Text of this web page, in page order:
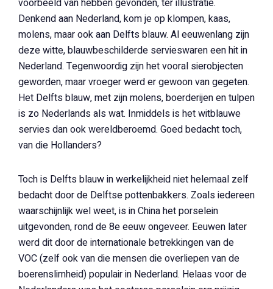
voorbeeld van hebben gevonden, ter illustratie.
Denkend aan Nederland, kom je op klompen, kaas,
molens, maar ook aan Delfts blauw. Al eeuwenlang zijn
deze witte, blauwbeschilderde servieswaren een hit in
Nederland. Tegenwoordig zijn het vooral sierobjecten
geworden, maar vroeger werd er gewoon van gegeten.
Het Delfts blauw, met zijn molens, boerderijen en tulpen
is zo Nederlands als wat. Inmiddels is het witblauwe
servies dan ook wereldberoemd. Goed bedacht toch,
van die Hollanders?
Toch is Delfts blauw in werkelijkheid niet helemaal zelf
bedacht door de Delftse pottenbakkers. Zoals iedereen
waarschijnlijk wel weet, is in China het porselein
uitgevonden, rond de 8e eeuw ongeveer. Eeuwen later
werd dit door de internationale betrekkingen van de
VOC (zelf ook van die mensen die overliepen van de
boerenslimheid) populair in Nederland. Helaas voor de